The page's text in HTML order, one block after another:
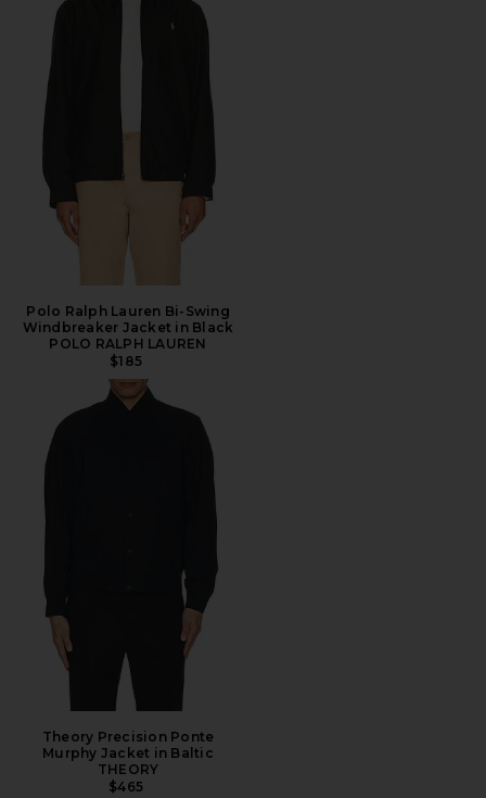
Polo Ralph Lauren Bi-Swing
Windbreaker Jacket in Black
POLO RALPH LAUREN
$185
Theory Precision Ponte
Murphy Jacket in Baltic
THEORY
$465